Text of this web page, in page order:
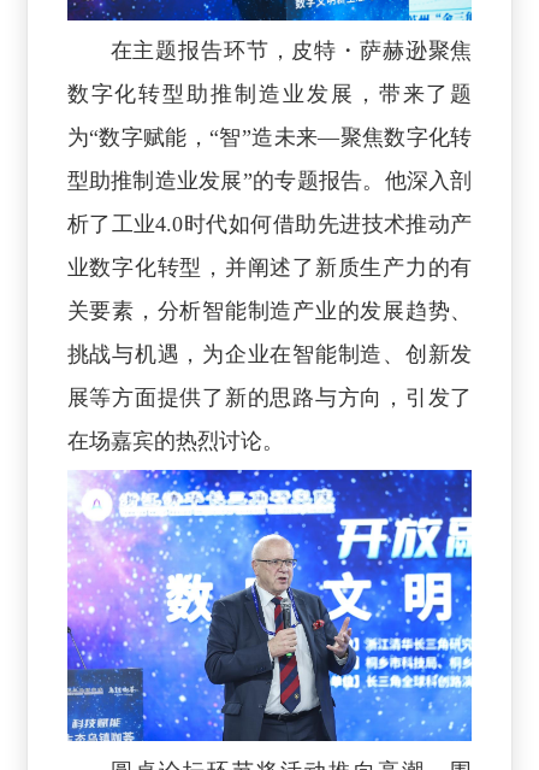
在主题报告环节，皮特・萨赫逊聚焦
数字化转型助推制造业发展，带来了题
为“数字赋能，“智”造未来—聚焦数字化转
型助推制造业发展”的专题报告。他深入剖
析了工业4.0时代如何借助先进技术推动产
业数字化转型，并阐述了新质生产力的有
关要素，分析智能制造产业的发展趋势、
挑战与机遇，为企业在智能制造、创新发
展等方面提供了新的思路与方向，引发了
在场嘉宾的热烈讨论。